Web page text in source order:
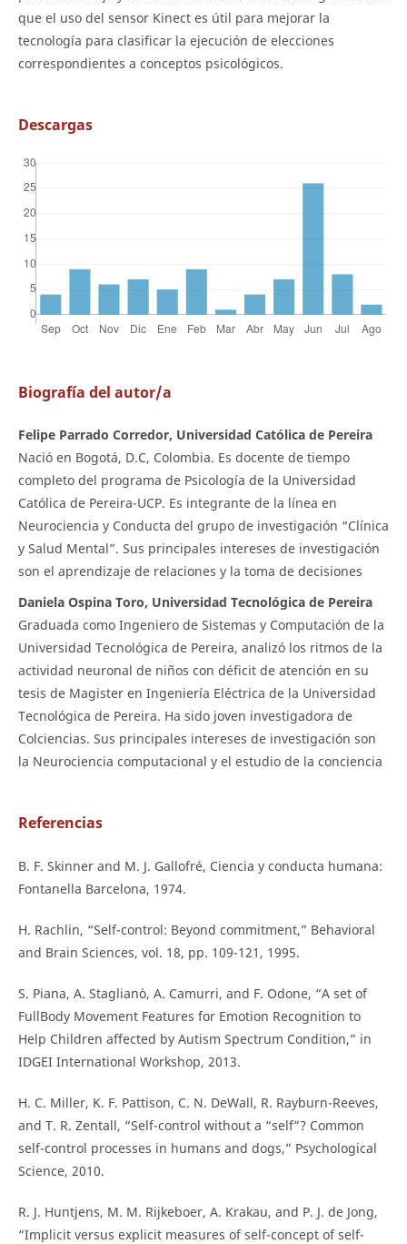
que el uso del sensor Kinect es útil para mejorar la
tecnología para clasificar la ejecución de elecciones
correspondientes a conceptos psicológicos.
Descargas
Biografía del autor/a
Felipe Parrado Corredor, Universidad Católica de Pereira
Nació en Bogotá, D.C, Colombia. Es docente de tiempo
completo del programa de Psicología de la Universidad
Católica de Pereira-UCP. Es integrante de la línea en
Neurociencia y Conducta del grupo de investigación “Clínica
y Salud Mental”. Sus principales intereses de investigación
son el aprendizaje de relaciones y la toma de decisiones
Daniela Ospina Toro, Universidad Tecnológica de Pereira
Graduada como Ingeniero de Sistemas y Computación de la
Universidad Tecnológica de Pereira, analizó los ritmos de la
actividad neuronal de niños con déficit de atención en su
tesis de Magister en Ingeniería Eléctrica de la Universidad
Tecnológica de Pereira. Ha sido joven investigadora de
Colciencias. Sus principales intereses de investigación son
la Neurociencia computacional y el estudio de la conciencia
Referencias
B. F. Skinner and M. J. Gallofré, Ciencia y conducta humana:
Fontanella Barcelona, 1974.
H. Rachlin, “Self-control: Beyond commitment,” Behavioral
and Brain Sciences, vol. 18, pp. 109-121, 1995.
S. Piana, A. Staglianò, A. Camurri, and F. Odone, “A set of
FullBody Movement Features for Emotion Recognition to
Help Children affected by Autism Spectrum Condition,” in
IDGEI International Workshop, 2013.
H. C. Miller, K. F. Pattison, C. N. DeWall, R. Rayburn-Reeves,
and T. R. Zentall, “Self-control without a “self”? Common
self-control processes in humans and dogs,” Psychological
Science, 2010.
R. J. Huntjens, M. M. Rijkeboer, A. Krakau, and P. J. de Jong,
“Implicit versus explicit measures of self-concept of self-